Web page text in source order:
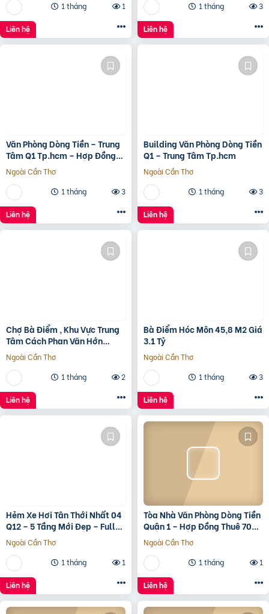
1 tháng
1
Liên hệ
1 tháng
3
Liên hệ
Văn Phòng Dòng Tiền – Trung
Tâm Q1 Tp.hcm – Hợp Đồng
Thuê 250 Triệu/Tháng – 115
Tỷ
Ngoài Cần Thơ
1 tháng
3
Liên hệ
Building Văn Phòng Dòng Tiền
Q1 – Trung Tâm Tp.hcm
Ngoài Cần Thơ
1 tháng
3
Liên hệ
Chợ Bà Điểm , Khu Vực Trung
Tâm Cách Phan Văn Hớn
100m
Ngoài Cần Thơ
1 tháng
2
Liên hệ
Bà Điểm Hóc Môn 45,8 M2 Giá
3.1 Tỷ
Ngoài Cần Thơ
1 tháng
3
Liên hệ
Hẻm Xe Hơi Tân Thới Nhất 04
Q12 – 5 Tầng Mới Đẹp – Full
Nội Thất – Giá 7.3 Tỷ
Ngoài Cần Thơ
1 tháng
1
Liên hệ
Tòa Nhà Văn Phòng Dòng Tiền
Quận 1 – Hợp Đồng Thuê 700
Triệu/Tháng – 490 Tỷ
Ngoài Cần Thơ
1 tháng
1
Liên hệ